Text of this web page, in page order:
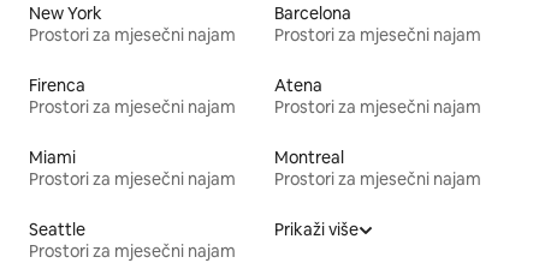
New York
Prostori za mjesečni najam
Barcelona
Prostori za mjesečni najam
Firenca
Prostori za mjesečni najam
Atena
Prostori za mjesečni najam
Miami
Prostori za mjesečni najam
Montreal
Prostori za mjesečni najam
Seattle
Prostori za mjesečni najam
Prikaži više